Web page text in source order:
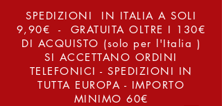
SPEDIZIONI IN ITALIA A SOLI
9,90€ - GRATUITA OLTRE I 130€
DI ACQUISTO (solo per l'Italia )
SI ACCETTANO ORDINI
TELEFONICI - SPEDIZIONI IN
TUTTA EUROPA - IMPORTO
MINIMO 60€